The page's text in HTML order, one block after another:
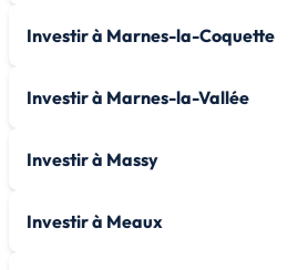
Investir à Marnes-la-Coquette
Investir à Marnes-la-Vallée
Investir à Massy
Investir à Meaux